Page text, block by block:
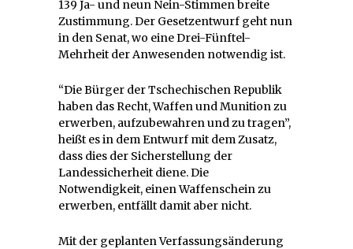
139 Ja- und neun Nein-Stimmen breite
Zustimmung. Der Gesetzentwurf geht nun
in den Senat, wo eine Drei-Fünftel-
Mehrheit der Anwesenden notwendig ist.
“Die Bürger der Tschechischen Republik
haben das Recht, Waffen und Munition zu
erwerben, aufzubewahren und zu tragen”,
heißt es in dem Entwurf mit dem Zusatz,
dass dies der Sicherstellung der
Landessicherheit diene. Die
Notwendigkeit, einen Waffenschein zu
erwerben, entfällt damit aber nicht.
Mit der geplanten Verfassungsänderung